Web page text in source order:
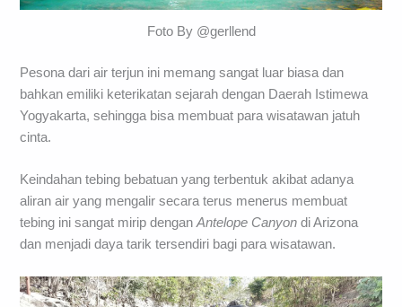
Foto By @gerllend
Pesona dari air terjun ini memang sangat luar biasa dan
bahkan emiliki keterikatan sejarah dengan Daerah Istimewa
Yogyakarta, sehingga bisa membuat para wisatawan jatuh
cinta.
Keindahan tebing bebatuan yang terbentuk akibat adanya
aliran air yang mengalir secara terus menerus membuat
tebing ini sangat mirip denganAntelope Canyon di Arizona
dan menjadi daya tarik tersendiri bagi para wisatawan.